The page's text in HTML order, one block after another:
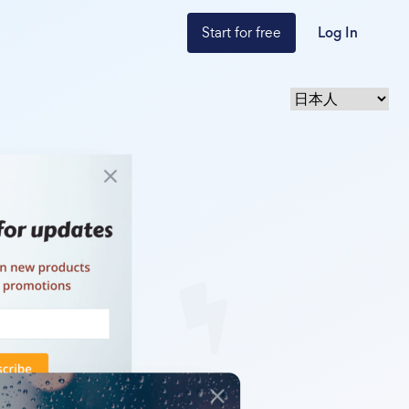
Start for free Log In